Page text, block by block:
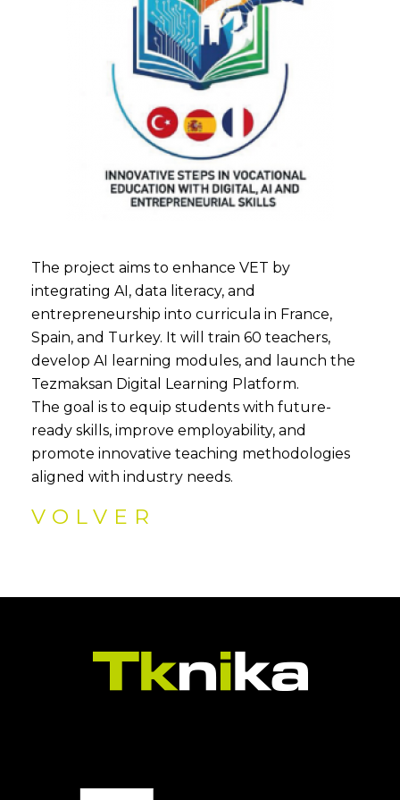
The project aims to enhance VET by
integrating AI, data literacy, and
entrepreneurship into curricula in France,
Spain, and Turkey. It will train 60 teachers,
develop AI learning modules, and launch the
Tezmaksan Digital Learning Platform.
The goal is to equip students with future-
ready skills, improve employability, and
promote innovative teaching methodologies
aligned with industry needs.
VOLVER